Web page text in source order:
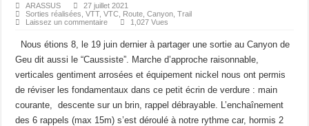
ARASSUS
27 juillet 2021
Sorties réalisées ,VTT, VTC, Route, Canyon, Trail
Laissez un commentaire
1,027 Vues
Nous étions 8, le 19 juin dernier à partager une sortie au Canyon de
Geu dit aussi le “Caussiste”. Marche d’approche raisonnable,
verticales gentiment arrosées et équipement nickel nous ont permis
de réviser les fondamentaux dans ce petit écrin de verdure : main
courante, descente sur un brin, rappel débrayable. L’enchaînement
des 6 rappels (max 15m) s’est déroulé à notre rythme car, hormis 2